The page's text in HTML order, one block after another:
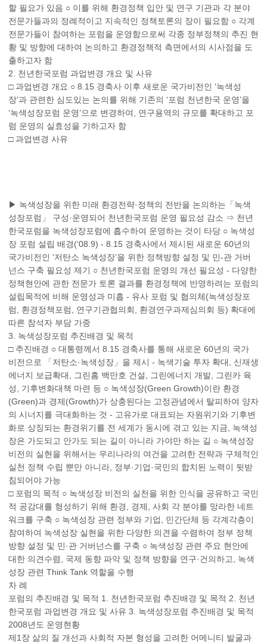
할 필요가 있음 ○ 이를 위해 환경정책 입안 및 연구 기관과 각 분야
전문가들과의 정례적이고 지속적인 정책토론의 장이 필요함 ○ 각계
전문가들이 참여하는 포럼을 운영함으로써 각종 정부정책의 추진 현
황 및 방향에 대하여 논의하고 환경정책적 측면에서의 시사점을 도
출하고자 함
2. 천년한국포럼 과업변경 개요 및 사유
□ 과업변경 개요 ○ 8.15 경축사 이후 새로운 국가비전인 ‘녹색성
장’과 관련한 심도있는 논의를 위해 기존의 ‘포럼 천년한국 운영’을
‘녹색성장포럼 운영’으로 변경하여, 연구용역의 규모를 확대하고 포
럼 운영의 실효성을 기하고자 함
□ 과업변경 사유
▶ 녹색성장을 위한 미래 환경전략·정책의 전반을 논의하는「녹색
성장포럼」 구성·운영되어 천년한국포럼 운영 필요성 감소 ⇒ 천년
한국포럼을 녹색성장포럼에 흡수하여 운영하는 것이 타당 ○ 녹색성
장 포럼 설립 배경(‘08.9) - 8.15 경축사에서 제시된 새로운 60년의
국가비전인 ‘저탄소 녹색성장’을 위한 정책방향 설정 및 민-관 거버
넌스 구축 필요성 제기 ○ 천년한국포럼 운영의 개선 필요성 - 다양한
정책현안에 관한 전문가 토론 결과를 환경정책에 반영하려는 포럼의
설립목적에 비해 운영성과 미흡 - 유사 포럼 및 협의체(녹색성장포
럼, 환경정책포럼, 연구기관협의회, 환경연구과제심의회 등) 확대에
따른 참석자 부담 가중
3. 녹색성장포럼 추진배경 및 목적
□ 추진배경 ○ 대통령께서 8.15 경축사를 통해 새로운 60년의 국가
비전으로 「저탄소·녹색성장」을 제시 - 녹색기술 투자 확대, 신재생
에너지 보급확대, 그린홈 백만호 건설, 그린에너지 개발, 그린카 육
성, 기후변화대책 마련 등 ○ 녹색성장(Green Growth)이란 환경
(Green)과 경제(Growth)가 상충된다는 고정관념에서 탈피하여 양자
의 시너지를 극대화하는 것 - 고유가로 대표되는 자원위기와 기후변
화로 상징되는 환경위기를 전 세계가 동시에 겪고 있는 지금, 녹색성
장은 가도되고 안가도 되는 길이 아니라 가야만 하는 길 ○ 녹색성장
비전의 실현을 위해서는 우리나라의 여건을 고려한 전략과 구체적인
실천 정책 수립 뿐만 아니라, 정부·기업·국민의 합치된 노력이 뒷받
침되어야 가능
□ 포럼의 목적 ○ 녹색성장 비전의 실천을 위한 인식을 공유하고 국민
적 공감대를 형성하기 위해 환경, 경제, 사회 각 분야를 망라한 네트
워크를 구축 ○ 녹색성장 관련 정부와 기업, 민간단체 등 각계각층이
참여하여 녹색성장 실현을 위한 다양한 의견을 수렴하여 정부 정책
방향 설정 및 민·관 거버넌스를 구축 ○ 녹색성장 관련 주요 현안에
대한 의견수렴, 국제 동향 파악 및 정책 방향을 연구·건의하고, 녹색
성장 관련 Think Tank 역할을 수행
차 례
포럼의 추진배경 및 목적 1. 천년한국포럼 추진배경 및 목적 2. 천년
한국포럼 과업변경 개요 및 사유 3. 녹색성장포럼 추진배경 및 목적
2008년도 운영현황
제1장 삶의 질 개선과 사회적 자본 형성을 고려한 어메니티 발굴과